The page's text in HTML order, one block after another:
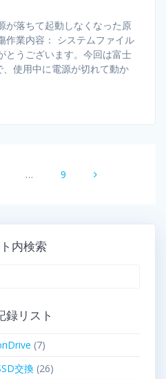
が落ちて起動しなくなった原
作業内容： システムファイル
とうございます。今回は富士
使用中に電源が切れて動か
… 9
内検索
録リスト
(7)
交換(26)